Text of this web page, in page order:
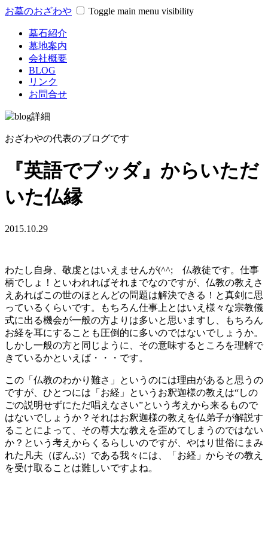
お墓のおざわや Toggle main menu visibility
墓石紹介
墓地案内
会社概要
BLOG
リンク
お問合せ
おざわやの代表のブログです
『英語でブッダ』からいただ
いた仏縁
2015.10.29
わたし自身、敬虔とはいえませんが(^^; 仏教徒です。仕事
柄でしょ！といわれればそれまでなのですが、仏教の教えさ
えあればこの世のほとんどの問題は解決できる！と真剣に思
っているくらいです。もちろん仕事上とはいえ様々な宗教儀
式に出る機会が一般の方よりは多いと思いますし、もちろん
お経を耳にすることも圧倒的に多いのではないでしょうか。
しかし一般の方と同じように、その意味するところを理解で
きているかといえば・・・です。
この「仏教のわかり難さ」というのには理由があると思うの
ですが、ひとつには「お経」というお釈迦様の教えは“しの
ごの説明せずにただ唱えなさい”という考えから来るもので
はないでしょうか？それはお釈迦様の教えを仏弟子が解説す
ることによって、その尊大な教えを歪めてしまうのではない
か？という考えからくるらしいのですが、やはり世俗にまみ
れた凡夫（ぼんぷ）である我々には、「お経」からその教え
を受け取ることは難しいですよね。